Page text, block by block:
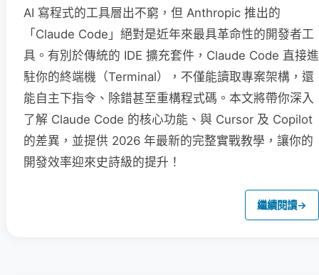
AI 寫程式的工具層出不窮，但 Anthropic 推出的
「Claude Code」絕對是近年來最具革命性的開發者工
具。有別於傳統的 IDE 擴充套件，Claude Code 直接進
駐你的終端機（Terminal），不僅能讀取專案架構，還
能自主下指令、除錯甚至重構程式碼。本文將帶你深入
了解 Claude Code 的核心功能、與 Cursor 及 Copilot
的差異，並提供 2026 年最新的完整實戰教學，讓你的
開發效率迎來史詩級的提升！
繼續閱讀→